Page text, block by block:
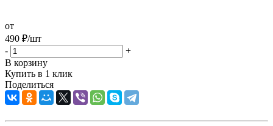
от
490 ₽/шт
-
+
В корзину
Купить в 1 клик
Поделиться